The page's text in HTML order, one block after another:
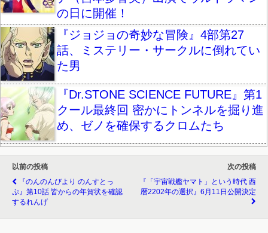
の日に開催！
『ジョジョの奇妙な冒険』4部第27
話、ミステリー・サークルに倒れてい
た男
『Dr.STONE SCIENCE FUTURE』第1
クール最終回 密かにトンネルを掘り進
め、ゼノを確保するクロムたち
以前の投稿
『のんのんびより のんすとっ
ぷ』第10話 皆からの年賀状を確認
するれんげ
次の投稿
『「宇宙戦艦ヤマト」という時代 西
暦2202年の選択』6月11日公開決定